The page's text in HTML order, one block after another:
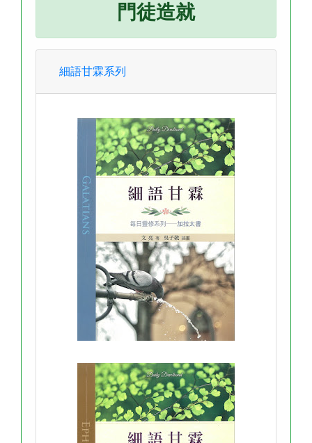
門徒造就
細語甘霖系列